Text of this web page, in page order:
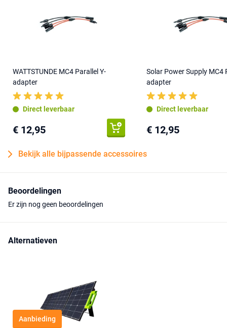
WATTSTUNDE MC4 Parallel Y-
adapter
Direct leverbaar
€ 12,95
Solar Power Supply MC4
adapter
Direct leverbaar
€ 12,95
Bekijk alle bijpassende accessoires
Beoordelingen
Er zijn nog geen beoordelingen
Alternatieven
Aanbieding